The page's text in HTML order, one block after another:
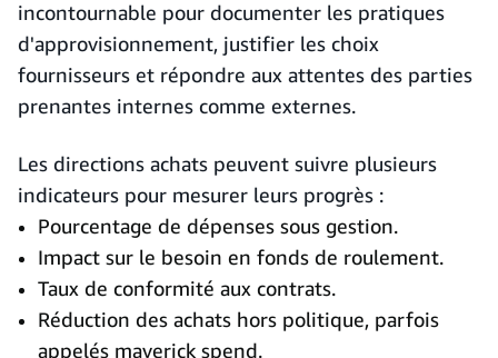
incontournable pour documenter les pratiques
d'approvisionnement, justifier les choix
fournisseurs et répondre aux attentes des parties
prenantes internes comme externes.
Les directions achats peuvent suivre plusieurs
indicateurs pour mesurer leurs progrès :
Pourcentage de dépenses sous gestion.
Impact sur le besoin en fonds de roulement.
Taux de conformité aux contrats.
Réduction des achats hors politique, parfois
appelés maverick spend.